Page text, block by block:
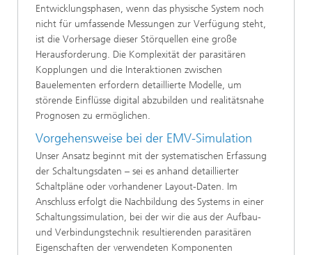
Entwicklungsphasen, wenn das physische System noch
nicht für umfassende Messungen zur Verfügung steht,
ist die Vorhersage dieser Störquellen eine große
Herausforderung. Die Komplexität der parasitären
Kopplungen und die Interaktionen zwischen
Bauelementen erfordern detaillierte Modelle, um
störende Einflüsse digital abzubilden und realitätsnahe
Prognosen zu ermöglichen.
Vorgehensweise bei der EMV-Simulation
Unser Ansatz beginnt mit der systematischen Erfassung
der Schaltungsdaten – sei es anhand detaillierter
Schaltpläne oder vorhandener Layout-Daten. Im
Anschluss erfolgt die Nachbildung des Systems in einer
Schaltungssimulation, bei der wir die aus der Aufbau-
und Verbindungstechnik resultierenden parasitären
Eigenschaften der verwendeten Komponenten